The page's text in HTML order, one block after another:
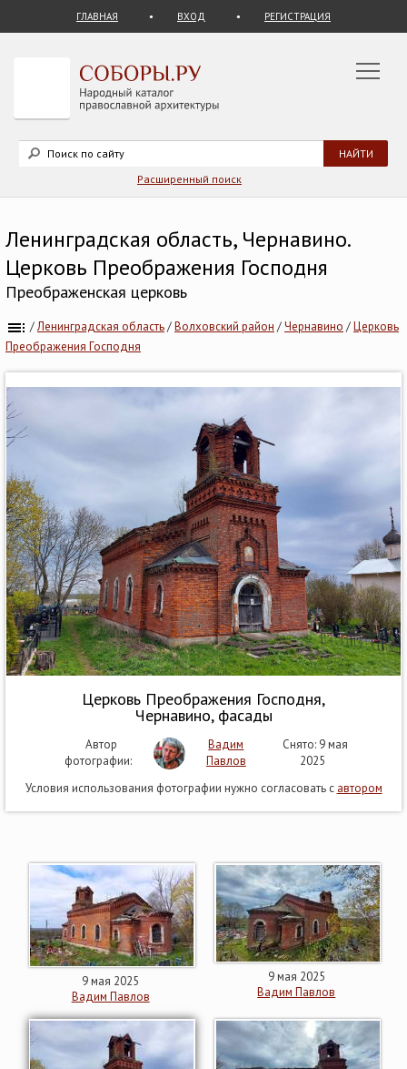
ГЛАВНАЯ ВХОД РЕГИСТРАЦИЯ
Расширенный поиск
Ленинградская область, Чернавино.
Церковь Преображения Господня
Преображенская церковь
/Ленинградская область/Волховский район /Чернавино /Церковь
Преображения Господня
Церковь Преображения Господня,
Чернавино, фасады
Автор
фотографии:
Вадим
Павлов
Снято: 9 мая
2025
Условия использования фотографии нужно согласовать с автором
9 мая 2025
Вадим Павлов
9 мая 2025
Вадим Павлов